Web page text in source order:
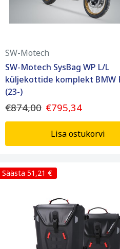
SW-Motech
SW-Motech SysBag WP L/L
küljekottide komplekt BMW
(23-)
€874,00 €795,34
Lisa ostukorvi
Säästa 51,21 €